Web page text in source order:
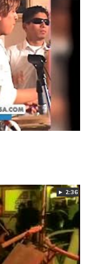
► 2:36